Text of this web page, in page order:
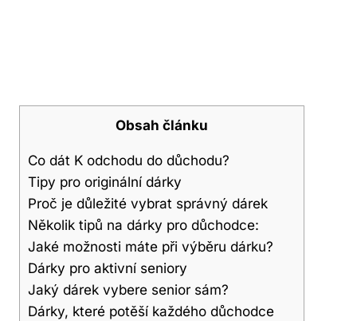
Obsah článku
Co dát K odchodu do důchodu?
Tipy pro originální dárky
Proč je důležité vybrat správný dárek
Několik tipů na dárky pro důchodce:
Jaké možnosti máte při výběru dárku?
Dárky pro aktivní seniory
Jaký dárek vybere senior sám?
Dárky, které potěší každého důchodce